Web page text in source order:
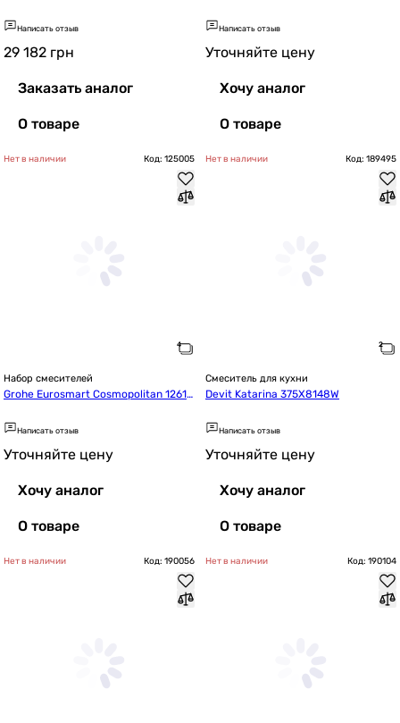
Написать отзыв
29 182 грн
Заказать аналог
О товаре
Написать отзыв
Уточняйте цену
Хочу аналог
О товаре
Нет в наличии Код: 125005
Набор смесителей
Grohe Eurosmart Cosmopolitan 12611
Написать отзыв
Уточняйте цену
Хочу аналог
О товаре
Нет в наличии Код: 189495
Смеситель для кухни
Devit Katarina 375X8148W
Написать отзыв
Уточняйте цену
Хочу аналог
О товаре
Нет в наличии Код: 190056 Нет в наличии Код: 190104